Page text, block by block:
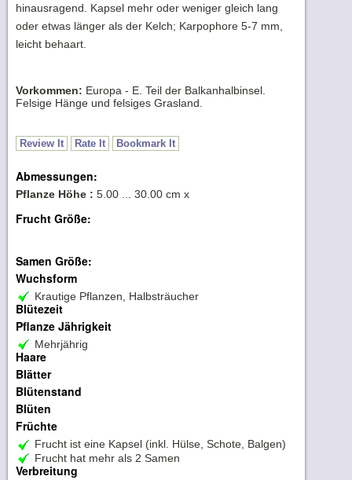
hinausragend. Kapsel mehr oder weniger gleich lang
oder etwas länger als der Kelch; Karpophore 5-7 mm,
leicht behaart.
Vorkommen: Europa - E. Teil der Balkanhalbinsel.
Felsige Hänge und felsiges Grasland.
Review It Rate It Bookmark It
Abmessungen:
Pflanze Höhe : 5.00 ... 30.00 cm x
Frucht Größe:
Samen Größe:
Wuchsform
Krautige Pflanzen, Halbsträucher
Blütezeit
Pflanze Jährigkeit
Mehrjährig
Haare
Blätter
Blütenstand
Blüten
Früchte
Frucht ist eine Kapsel (inkl. Hülse, Schote, Balgen)
Frucht hat mehr als 2 Samen
Verbreitung